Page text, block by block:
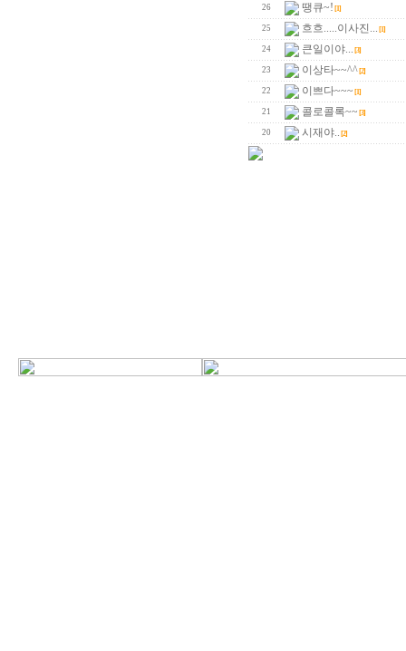
26 땡큐~! [1]
25 흐흐.....이사진... [1]
24 큰일이야... [3]
23 이상타~~^^ [2]
22 이쁘다~~~ [1]
21 콜로콜록~~ [3]
20 시재야.. [2]